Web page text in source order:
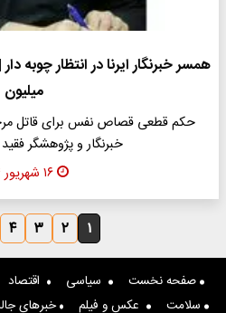
میلیون
حکم قطعی قصاص نفس برای قاتل
خبرنگار و پژوهشگر
۱۶ شهریور ۱۴۰۴
۱ ۲ ۳ ۴
صفحه نخست سیاسی اقتصاد
سلامت
عکس و فیلم خبرهای